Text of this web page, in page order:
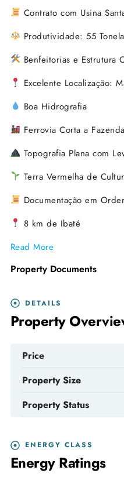
Contrato com Usina
Produtividade: 55
Benfeitorias e Estrutura
Excelente Localização:
Boa Hidrografia
Ferrovia Corta a Fazenda
Topografia Plana com
Terra Vermelha de
Documentação em
8 km de Ibaté
Read More
Property Documents
DETAILS
Property
Price
Property Size
Property Status
ENERGY CLASS
Energy Ratings